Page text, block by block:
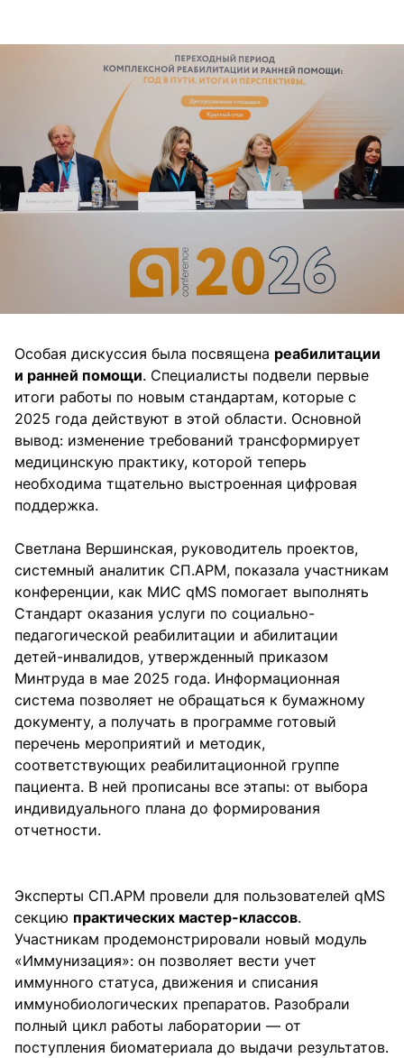
Особая дискуссия была посвящена реабилитации
и ранней помощи. Специалисты подвели первые
итоги работы по новым стандартам, которые с
2025 года действуют в этой области. Основной
вывод: изменение требований трансформирует
медицинскую практику, которой теперь
необходима тщательно выстроенная цифровая
поддержка.
Светлана Вершинская, руководитель проектов,
системный аналитик СП.АРМ, показала участникам
конференции, как МИС qMS помогает выполнять
Стандарт оказания услуги по социально-
педагогической реабилитации и абилитации
детей-инвалидов, утвержденный приказом
Минтруда в мае 2025 года. Информационная
система позволяет не обращаться к бумажному
документу, а получать в программе готовый
перечень мероприятий и методик,
соответствующих реабилитационной группе
пациента. В ней прописаны все этапы: от выбора
индивидуального плана до формирования
отчетности.
Эксперты СП.АРМ провели для пользователей qMS
секцию практических мастер-классов.
Участникам продемонстрировали новый модуль
«Иммунизация»: он позволяет вести учет
иммунного статуса, движения и списания
иммунобиологических препаратов. Разобрали
полный цикл работы лаборатории — от
поступления биоматериала до выдачи результатов.